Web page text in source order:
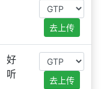
去上传
好
听
去上传